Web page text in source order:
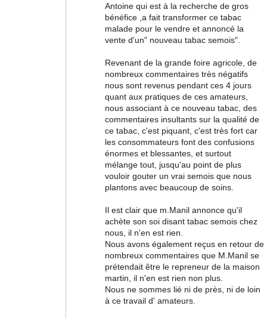
Antoine qui est à la recherche de gros
bénéfice ,a fait transformer ce tabac
malade pour le vendre et annoncé la
vente d'un" nouveau tabac semois".
Revenant de la grande foire agricole, de
nombreux commentaires très négatifs
nous sont revenus pendant ces 4 jours
quant aux pratiques de ces amateurs,
nous associant à ce nouveau tabac, des
commentaires insultants sur la qualité de
ce tabac, c'est piquant, c'est très fort car
les consommateurs font des confusions
énormes et blessantes, et surtout
mélange tout, jusqu'au point de plus
vouloir gouter un vrai semois que nous
plantons avec beaucoup de soins.
Il est clair que m.Manil annonce qu'il
achète son soi disant tabac semois chez
nous, il n'en est rien.
Nous avons également reçus en retour de
nombreux commentaires que M.Manil se
prétendait être le repreneur de la maison
martin, il n'en est rien non plus.
Nous ne sommes lié ni de près, ni de loin
à ce travail d' amateurs.